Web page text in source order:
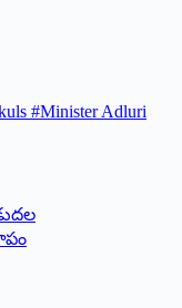
#Minister Adluri